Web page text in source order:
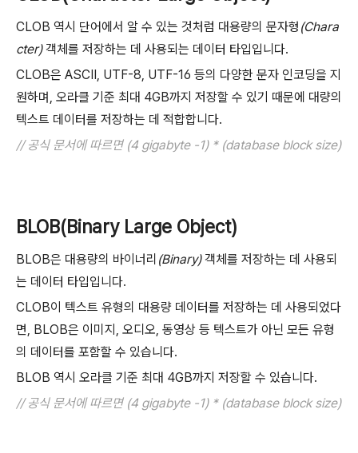
CLOB 역시 단어에서 알 수 있는 것처럼 대용량의 문자형 (Chara
cter)객체를 저장하는 데 사용되는 데이터 타입입니다.
CLOB은 ASCII, UTF-8, UTF-16 등의 다양한 문자 인코딩을 지
원하며, 오라클 기준 최대 4GB까지 저장할 수 있기 때문에 대량의
텍스트 데이터를 저장하는 데 적합합니다.
// 공식 문서에 따르면 (4 gigabyte -1) * (database block size)
BLOB(Binary Large Object)
BLOB은 대용량의 바이너리 (Binary)객체를 저장하는 데 사용되
는 데이터 타입입니다.
CLOB이 텍스트 유형의 대용량 데이터를 저장하는 데 사용되었다
면, BLOB은 이미지, 오디오, 동영상 등 텍스트가 아닌 모든 유형
의 데이터를 포함할 수 있습니다.
BLOB 역시 오라클 기준 최대 4GB까지 저장할 수 있습니다.
// 공식 문서에 따르면 (4 gigabyte -1) * (database block size)